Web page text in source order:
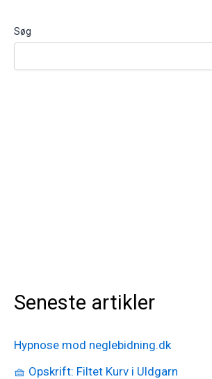
Søg
Seneste artikler
Hypnose mod neglebidning.dk
🧺 Opskrift: Filtet Kurv i Uldgarn